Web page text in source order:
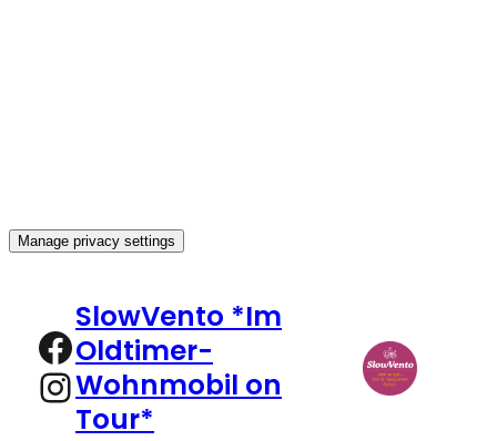
Manage privacy settings
springen
Facebook
Instagram
SlowVento *Im
Oldtimer-
Wohnmobil on
Tour*